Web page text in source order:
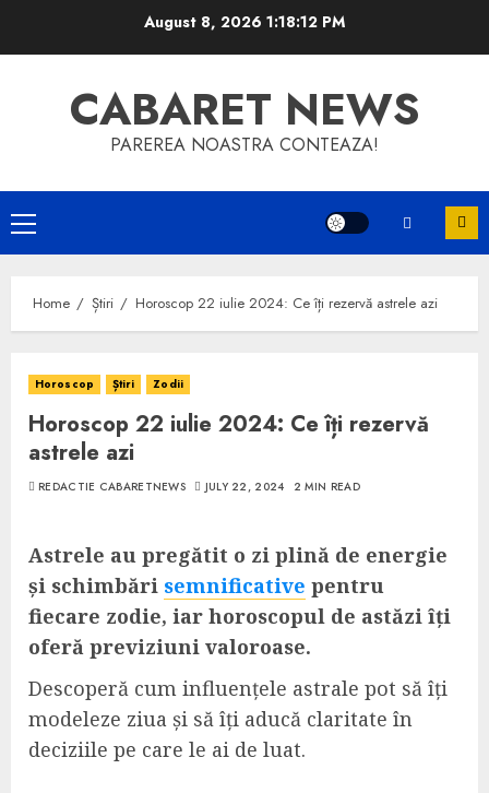
August 8, 2026 1:18:13 PM
CABARET NEWS
PAREREA NOASTRA CONTEAZA!
Primary
Menu
Home Știri Horoscop 22 iulie 2024: Ce îți rezervă astrele azi
Horoscop Știri Zodii
Horoscop 22 iulie 2024: Ce îți rezervă
astrele azi
REDACTIE CABARETNEWS JULY 22, 2024 2 MIN READ
Astrele au pregătit o zi plină de energie
și schimbări semnificative pentru
fiecare zodie, iar horoscopul de astăzi îți
oferă previziuni valoroase.
Descoperă cum influențele astrale pot să îți
modeleze ziua și să îți aducă claritate în
deciziile pe care le ai de luat.